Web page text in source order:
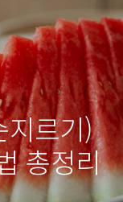
지르기)
총정리